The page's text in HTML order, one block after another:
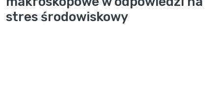
stres środowiskowy